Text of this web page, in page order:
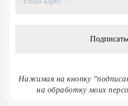
Нажимая на кнопку
на обработку моих